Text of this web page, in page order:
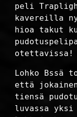
peli
kavereilla
hioa takut
otettavissa!
Lohko Bssä
että
tiensä
luvassa